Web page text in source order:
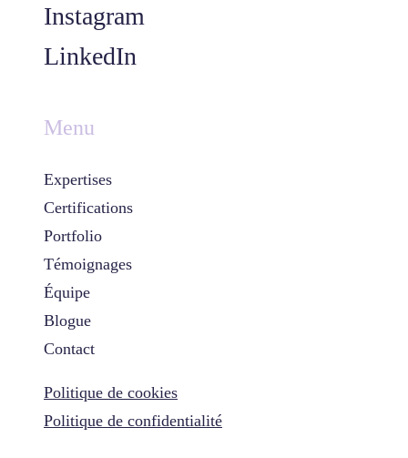
Instagram
LinkedIn
Menu
Expertises
Certifications
Portfolio
Témoignages
Équipe
Blogue
Contact
Politique de cookies
Politique de confidentialité